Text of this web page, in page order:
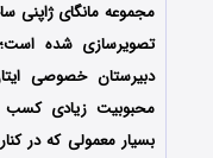
مجموعه مانگای ژاپنی
تصویرسازی شده‌
دبیرستان خصوصی
محبوبیت زیادی کسب
بسیار معمولی که در